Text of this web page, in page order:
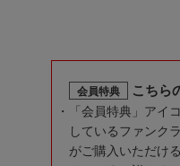
会員特典 こちら
「会員特典」アイ
しているファンク
がご購入いただけ